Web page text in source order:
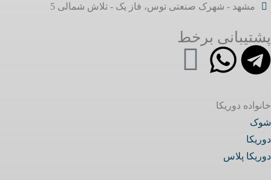
مشهد - شهرک صنعتی توس، فاز یک - تلاش شمالی 5
پشتیبانی برخط
خانواده دوریکا
شوک
دوریکا
دوریکا پلاس